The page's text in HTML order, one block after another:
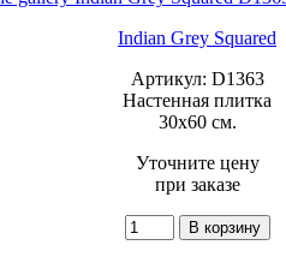
Indian Grey Squared
Артикул: D1363
Настенная плитка
30x60 см.
Уточните цену
при заказе